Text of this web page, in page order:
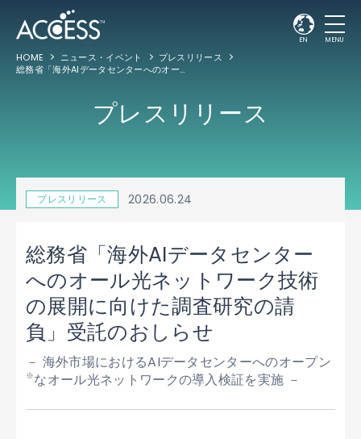
EN MENU
HOME ニュース・イベント
プレスリリース
総務省「海外AIデータセンターへのオール光ネットワーク技術の展開に向けた調査研究の請負」受託のおしらせ
プレスリリース
プレスリリース 2026.06.24
総務省「海外AIデータセンター
へのオール光ネットワーク技術
の展開に向けた調査研究の請
負」受託のおしらせ
－ 海外市場におけるAIデータセンターへのオープン
※なオール光ネットワークの導入検証を実施 －